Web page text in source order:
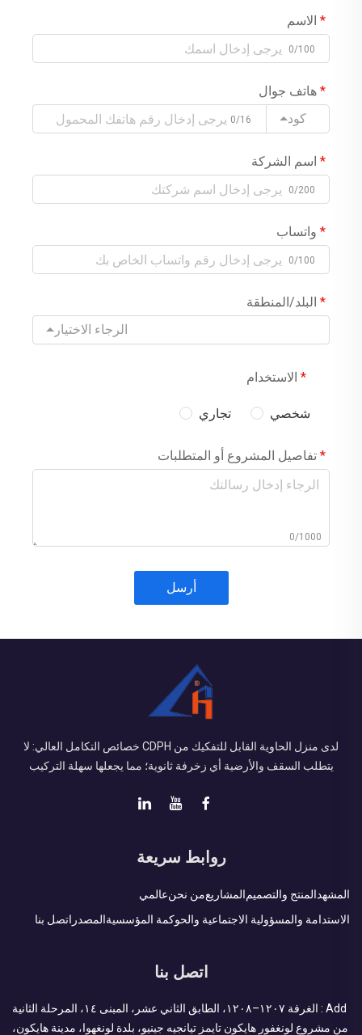
الاسم
0/100
هاتف جوال
كود
0/16
اسم الشركة
0/200
واتساب
0/100
البلد/المنطقة
الرجاء الاختيار
الاستخدام
شخصي تجاري
تفاصيل المشروع أو المتطلبات
0/1000
أرسل
لدى منزل الحاوية القابل للتفكيك من CDPH خصائص التكامل العالي: لا
يتطلب السقف والأرضية أي زخرفة ثانوية؛ مما يجعلها سهلة التركيب
روابط سريعة
المشهدالمنتج والتصميمالمشاريعمن نحنعالمي
الاستدامة والمسؤولية الاجتماعية والحوكمة المؤسسيةالمصدر اتصل بنا
اتصل بنا
Add : الغرفة ١٢٠٧–١٢٠٨، الطابق الثاني عشر، المبنى ١٤، المرحلة الثانية
من مشروع لونغفور هايكون تايمز تيانجيه جينيو، بلدة لونغهوا، مدينة هايكون،